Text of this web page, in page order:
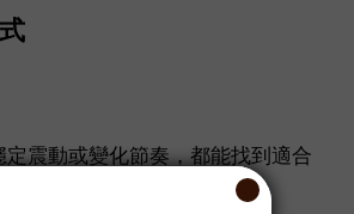
震動或變化節奏，都能找到適合